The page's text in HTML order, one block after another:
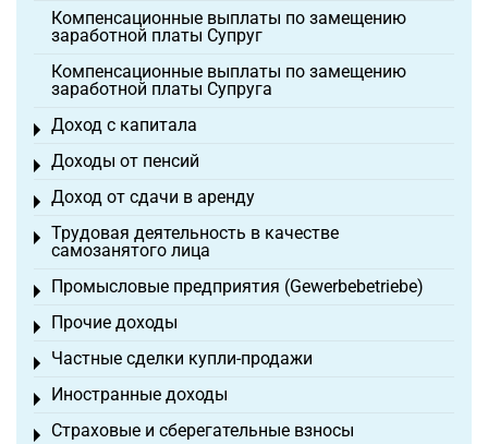
Компенсационные выплаты по замещению
заработной платы Супруг
Компенсационные выплаты по замещению
заработной платы Супруга
Доход с капитала
Toggle menu
Доходы от пенсий
Toggle menu
Доход от сдачи в аренду
Toggle menu
Трудовая деятельность в качестве
самозанятого лица
Toggle menu
Промысловые предприятия (Gewerbebetriebe)
Toggle menu
Прочие доходы
Toggle menu
Частные сделки купли-продажи
Toggle menu
Иностранные доходы
Toggle menu
Страховые и сберегательные взносы
Toggle menu